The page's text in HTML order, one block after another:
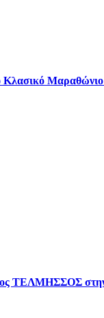
ΤΕΛΜΗΣΣΟΣ